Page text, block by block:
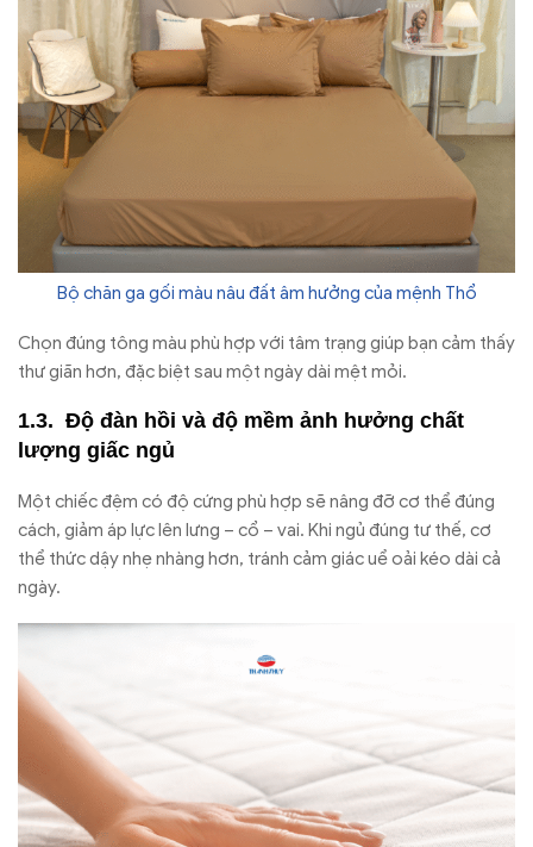
Bộ chăn ga gối màu nâu đất âm hưởng của mệnh Thổ
Chọn đúng tông màu phù hợp với tâm trạng giúp bạn cảm thấy
thư giãn hơn, đặc biệt sau một ngày dài mệt mỏi.
Độ đàn hồi và độ mềm ảnh hưởng chất
lượng giấc ngủ
Một chiếc đệm có độ cứng phù hợp sẽ nâng đỡ cơ thể đúng
cách, giảm áp lực lên lưng – cổ – vai. Khi ngủ đúng tư thế, cơ
thể thức dậy nhẹ nhàng hơn, tránh cảm giác uể oải kéo dài cả
ngày.